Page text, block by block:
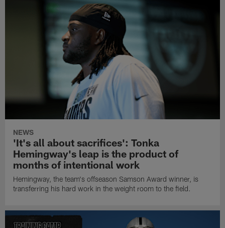
NEWS
'It's all about sacrifices': Tonka
Hemingway's leap is the product of
months of intentional work
Hemingway, the team's offseason Samson Award winner, is
transferring his hard work in the weight room to the field.